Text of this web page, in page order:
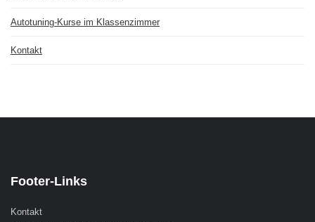
Autotuning-Kurse im Klassenzimmer
Kontakt
Footer-Links
Kontakt